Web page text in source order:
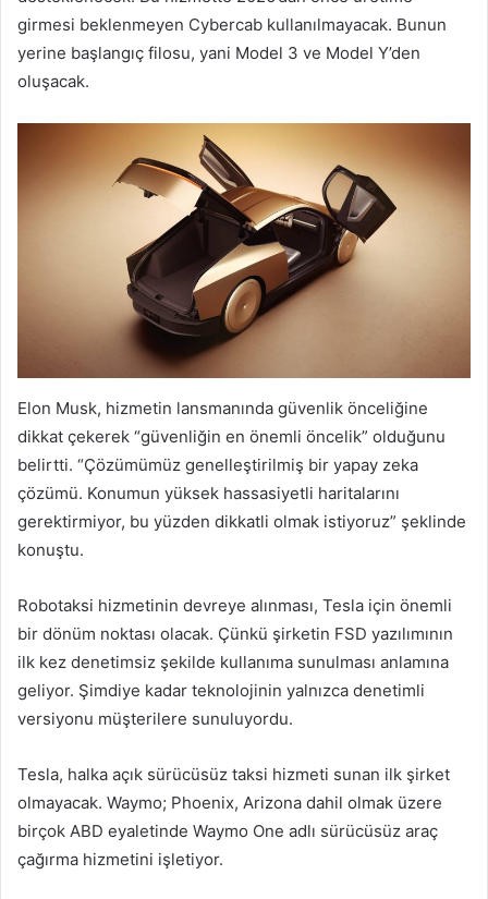
girmesi beklenmeyen Cybercab kullanılmayacak. Bunun
yerine başlangıç filosu, yani Model 3 ve Model Y’den
oluşacak.
Elon Musk, hizmetin lansmanında güvenlik önceliğine
dikkat çekerek “güvenliğin en önemli öncelik” olduğunu
belirtti. “Çözümümüz genelleştirilmiş bir yapay zeka
çözümü. Konumun yüksek hassasiyetli haritalarını
gerektirmiyor, bu yüzden dikkatli olmak istiyoruz” şeklinde
konuştu.
Robotaksi hizmetinin devreye alınması, Tesla için önemli
bir dönüm noktası olacak. Çünkü şirketin FSD yazılımının
ilk kez denetimsiz şekilde kullanıma sunulması anlamına
geliyor. Şimdiye kadar teknolojinin yalnızca denetimli
versiyonu müşterilere sunuluyordu.
Tesla, halka açık sürücüsüz taksi hizmeti sunan ilk şirket
olmayacak. Waymo; Phoenix, Arizona dahil olmak üzere
birçok ABD eyaletinde Waymo One adlı sürücüsüz araç
çağırma hizmetini işletiyor.